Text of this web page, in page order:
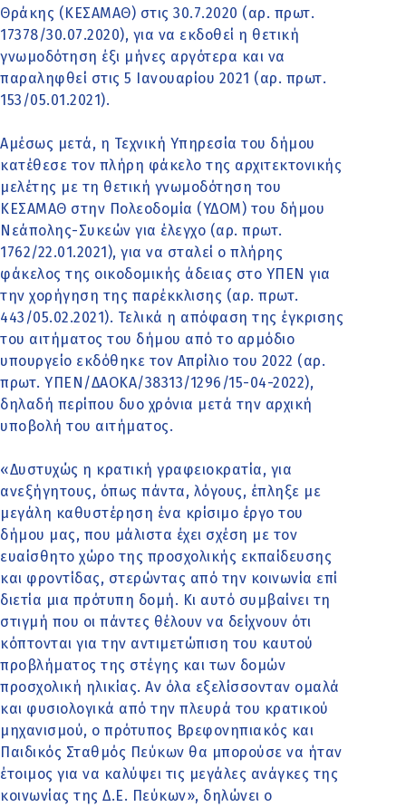
Θράκης (ΚΕΣΑΜΑΘ) στις 30.7.2020 (αρ. πρωτ.
17378/30.07.2020), για να εκδοθεί η θετική
γνωμοδότηση έξι μήνες αργότερα και να
παραληφθεί στις 5 Ιανουαρίου 2021 (αρ. πρωτ.
153/05.01.2021).
Αμέσως μετά, η Τεχνική Υπηρεσία του δήμου
κατέθεσε τον πλήρη φάκελο της αρχιτεκτονικής
μελέτης με τη θετική γνωμοδότηση του
ΚΕΣΑΜΑΘ στην Πολεοδομία (ΥΔΟΜ) του δήμου
Νεάπολης-Συκεών για έλεγχο (αρ. πρωτ.
1762/22.01.2021), για να σταλεί ο πλήρης
φάκελος της οικοδομικής άδειας στο ΥΠΕΝ για
την χορήγηση της παρέκκλισης (αρ. πρωτ.
443/05.02.2021). Τελικά η απόφαση της έγκρισης
του αιτήματος του δήμου από το αρμόδιο
υπουργείο εκδόθηκε τον Απρίλιο του 2022 (αρ.
πρωτ. ΥΠΕΝ/ΔΑΟΚΑ/38313/1296/15-04-2022),
δηλαδή περίπου δυο χρόνια μετά την αρχική
υποβολή του αιτήματος.
«Δυστυχώς η κρατική γραφειοκρατία, για
ανεξήγητους, όπως πάντα, λόγους, έπληξε με
μεγάλη καθυστέρηση ένα κρίσιμο έργο του
δήμου μας, που μάλιστα έχει σχέση με τον
ευαίσθητο χώρο της προσχολικής εκπαίδευσης
και φροντίδας, στερώντας από την κοινωνία επί
διετία μια πρότυπη δομή. Κι αυτό συμβαίνει τη
στιγμή που οι πάντες θέλουν να δείχνουν ότι
κόπτονται για την αντιμετώπιση του καυτού
προβλήματος της στέγης και των δομών
προσχολική ηλικίας. Αν όλα εξελίσσονταν ομαλά
και φυσιολογικά από την πλευρά του κρατικού
μηχανισμού, ο πρότυπος Βρεφονηπιακός και
Παιδικός Σταθμός Πεύκων θα μπορούσε να ήταν
έτοιμος για να καλύψει τις μεγάλες ανάγκες της
κοινωνίας της Δ.Ε. Πεύκων», δηλώνει ο